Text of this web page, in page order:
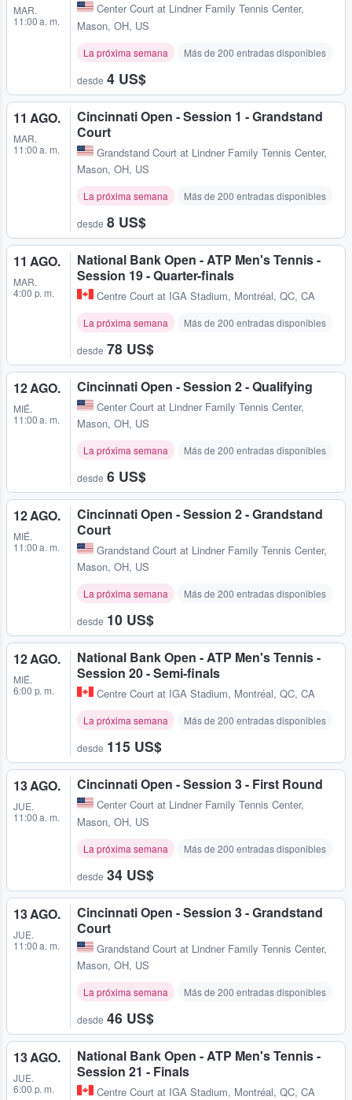
MAR.
11:00 a. m.
Center Court at Lindner Family Tennis Center,
Mason, OH, US
La próxima semana Más de 200 entradas disponibles
desde 4 US$
11 AGO.
MAR.
11:00 a. m.
Cincinnati Open - Session 1 - Grandstand
Court
Grandstand Court at Lindner Family Tennis Center,
Mason, OH, US
La próxima semana Más de 200 entradas disponibles
desde 8 US$
11 AGO.
MAR.
4:00 p. m.
National Bank Open - ATP Men's Tennis -
Session 19 - Quarter-finals
Centre Court at IGA Stadium, Montréal, QC, CA
La próxima semana Más de 200 entradas disponibles
desde 78 US$
12 AGO.
MIÉ.
11:00 a. m.
Cincinnati Open - Session 2 - Qualifying
Center Court at Lindner Family Tennis Center,
Mason, OH, US
La próxima semana Más de 200 entradas disponibles
desde 6 US$
12 AGO.
MIÉ.
11:00 a. m.
Cincinnati Open - Session 2 - Grandstand
Court
Grandstand Court at Lindner Family Tennis Center,
Mason, OH, US
La próxima semana Más de 200 entradas disponibles
desde 10 US$
12 AGO.
MIÉ.
6:00 p. m.
National Bank Open - ATP Men's Tennis -
Session 20 - Semi-finals
Centre Court at IGA Stadium, Montréal, QC, CA
La próxima semana Más de 200 entradas disponibles
desde 115 US$
13 AGO.
JUE.
11:00 a. m.
Cincinnati Open - Session 3 - First Round
Center Court at Lindner Family Tennis Center,
Mason, OH, US
La próxima semana Más de 200 entradas disponibles
desde 34 US$
13 AGO.
JUE.
11:00 a. m.
Cincinnati Open - Session 3 - Grandstand
Court
Grandstand Court at Lindner Family Tennis Center,
Mason, OH, US
La próxima semana Más de 200 entradas disponibles
desde 46 US$
13 AGO.
JUE.
6:00 p. m.
National Bank Open - ATP Men's Tennis -
Session 21 - Finals
Centre Court at IGA Stadium, Montréal, QC, CA